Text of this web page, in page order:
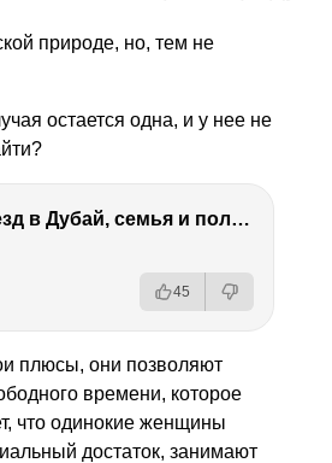
природе, но, тем не
остается одна, и у нее не
Антон Немцов — убийство Бориса Немцова, переезд в Дубай, семья и политика
45
плюсы, они позволяют
времени, которое
что одинокие женщины
достаток, занимают